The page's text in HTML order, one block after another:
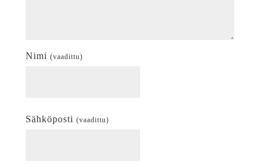
Nimi (vaadittu)
Sähköposti (vaadittu)